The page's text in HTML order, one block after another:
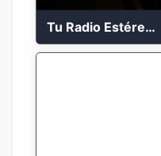
Tu Radio Estéreo 24/7